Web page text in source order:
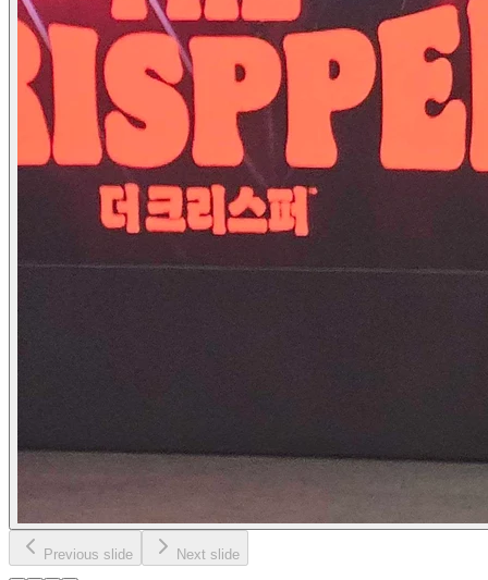
Previous slide Next slide